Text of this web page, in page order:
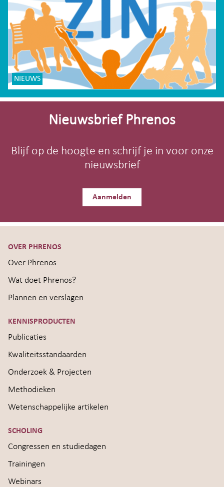
NIEUWS
Site-
Nieuwsbrief Phrenos
Blijf op de hoogte en schrijf je in voor onze
nieuwsbrief
Aanmelden
OVER PHRENOS
Over Phrenos
Wat doet Phrenos?
Plannen en verslagen
KENNISPRODUCTEN
Publicaties
Kwaliteitsstandaarden
Onderzoek & Projecten
Methodieken
Wetenschappelijke artikelen
SCHOLING
Congressen en studiedagen
Trainingen
Webinars